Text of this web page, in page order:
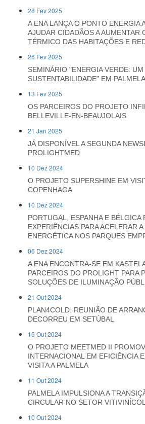
28 Fev 2025
A ENA LANÇA O PONTO ENERGIA
AJUDAR CIDADÃOS A AUMENTAR
TÉRMICO DAS HABITAÇÕES E
26 Fev 2025
SEMINÁRIO "ENERGIA VERDE:
SUSTENTABILIDADE" EM PALMELA
13 Fev 2025
OS PARCEIROS DO PROJETO
BELLEVILLE-EN-BEAUJOLAIS
21 Jan 2025
JÁ DISPONÍVEL A SEGUNDA
PROLIGHTMED
10 Dez 2024
O PROJETO SUPERSHINE EM
COPENHAGA
10 Dez 2024
PORTUGAL, ESPANHA E BÉLGICA
EXPERIÊNCIAS PARA ACELERAR
ENERGÉTICA NOS PARQUES
06 Dez 2024
A ENA ENCONTRA-SE EM
PARCEIROS DO PROLIGHT PARA
SOLUÇÕES DE ILUMINAÇÃO
21 Out 2024
PLAN4COLD: REUNIÃO DE
DECORREU EM SETÚBAL
16 Out 2024
O PROJETO MEETMED II
INTERNACIONAL EM EFICIÊNCIA
VISITA A PALMELA
11 Out 2024
PALMELA IMPULSIONA A
CIRCULAR NO SETOR
10 Out 2024